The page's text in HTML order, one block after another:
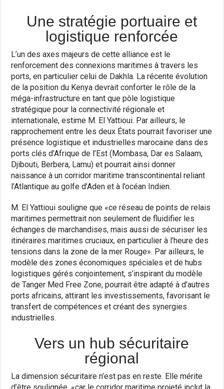
Une stratégie portuaire et
logistique renforcée
L’un des axes majeurs de cette alliance est le
renforcement des connexions maritimes à travers les
ports, en particulier celui de Dakhla. La récente évolution
de la position du Kenya devrait conforter le rôle de la
méga-infrastructure en tant que pôle logistique
stratégique pour la connectivité régionale et
internationale, estime M. El Yattioui. Par ailleurs, le
rapprochement entre les deux États pourrait favoriser une
présence logistique et industrielles marocaine dans des
ports clés d’Afrique de l’Est (Mombasa, Dar es Salaam,
Djibouti, Berbera, Lamu) et pourrait ainsi donner
naissance à un corridor maritime transcontinental reliant
l’Atlantique au golfe d’Aden et à l’océan Indien.
M. El Yattioui souligne que «ce réseau de points de relais
maritimes permettrait non seulement de fluidifier les
échanges de marchandises, mais aussi de sécuriser les
itinéraires maritimes cruciaux, en particulier à l’heure des
tensions dans la zone de la mer Rouge». Par ailleurs, le
modèle des zones économiques spéciales et de hubs
logistiques gérés conjointement, s’inspirant du modèle
de Tanger Med Free Zone, pourrait être adapté à d’autres
ports africains, attirant les investissements, favorisant le
transfert de compétences et créant des synergies
industrielles.
Vers un hub sécuritaire
régional
La dimension sécuritaire n’est pas en reste. Elle mérite